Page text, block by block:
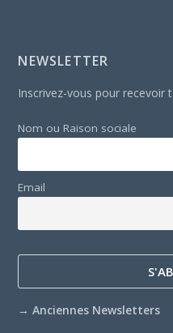
NEWSLETTER
Inscrivez-vous pour recevoir
Nom ou Raison sociale
Email
→Anciennes Newsletters